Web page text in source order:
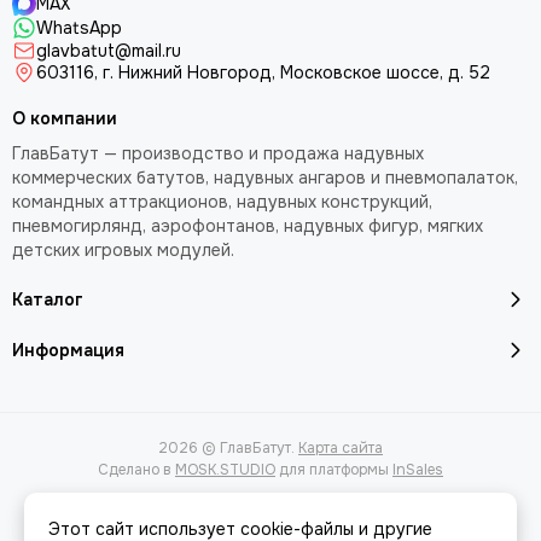
WhatsApp
glavbatut@mail.ru
603116, г. Нижний Новгород, Московское шоссе, д. 52
Каталог
Информация
О компании
ГлавБатут — производство и продажа надувных
коммерческих батутов, надувных ангаров и пневмопалаток,
командных аттракционов, надувных конструкций,
пневмогирлянд, аэрофонтанов, надувных фигур, мягких
детских игровых модулей.
2026 © ГлавБатут. Карта сайта
Сделано в MOSK.STUDIO для платформы InSales
Этот сайт использует cookie-файлы и другие